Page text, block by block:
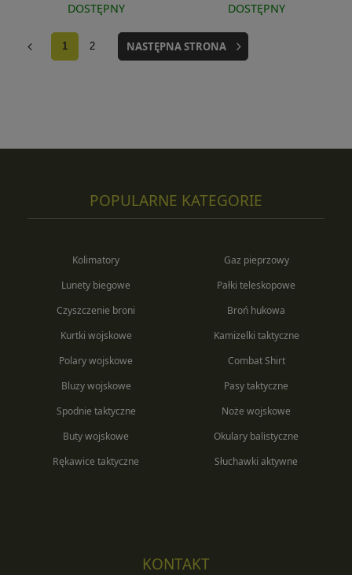
DOSTĘPNY DOSTĘPNY
1 2 NASTĘPNA STRONA
POPULARNE KATEGORIE
Kolimatory
Lunety biegowe
Czyszczenie broni
Gaz pieprzowy
Pałki teleskopowe
Broń hukowa
Kurtki wojskowe
Polary wojskowe
Bluzy wojskowe
Kamizelki taktyczne
Combat Shirt
Pasy taktyczne
Spodnie taktyczne
Buty wojskowe
Rękawice taktyczne
Noże wojskowe
Okulary balistyczne
Słuchawki aktywne
KONTAKT